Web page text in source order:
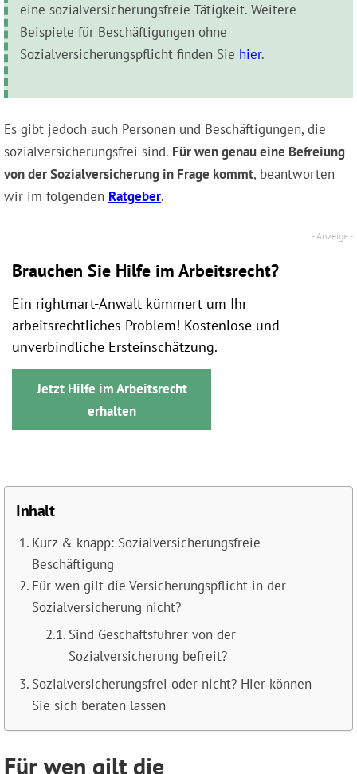
eine sozialversicherungsfreie Tätigkeit. Weitere
Beispiele für Beschäftigungen ohne
Sozialversicherungspflicht finden Sie hier.
Es gibt jedoch auch Personen und Beschäftigungen, die
sozialversicherungsfrei sind. Für wen genau eine Befreiung
von der Sozialversicherung in Frage kommt, beantworten
wir im folgenden Ratgeber.
Brauchen Sie Hilfe im Arbeitsrecht?
Ein rightmart-Anwalt kümmert um Ihr
arbeitsrechtliches Problem! Kostenlose und
unverbindliche Ersteinschätzung.
Jetzt Hilfe im Arbeitsrecht
erhalten
Inhalt
Kurz & knapp: Sozialversicherungsfreie
Beschäftigung
Für wen gilt die Versicherungspflicht in der
Sozialversicherung nicht?
Sind Geschäftsführer von der
Sozialversicherung befreit?
Sozialversicherungsfrei oder nicht? Hier können
Sie sich beraten lassen
Für wen gilt die